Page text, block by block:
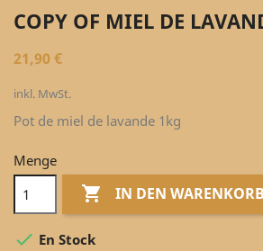
COPY OF MIEL DE
21,90 €
inkl. MwSt.
Pot de miel de lavande 1kg
Menge
 IN DEN WARENKORB
 En Stock